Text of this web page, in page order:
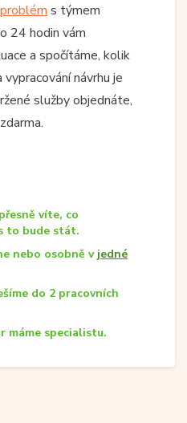
s týmem
24 hodin vám
a spočítáme, kolik
návrhu je
služby objednáte,
víte, co
to bude stát.
nebo osobně v jedné
do 2 pracovních
máme specialistu.